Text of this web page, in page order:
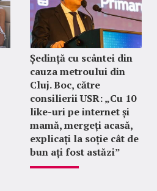
Ședință cu scântei din
cauza metroului din
Cluj. Boc, către
consilierii USR: „Cu 10
like-uri pe internet și
mamă, mergeți acasă,
explicați la soție cât de
bun ați fost astăzi”